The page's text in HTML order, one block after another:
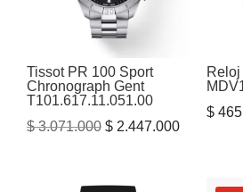
Tissot PR 100 Sport
Chronograph Gent
T101.617.11.051.00
$3.071.000 El
$ 2.447.000El
$